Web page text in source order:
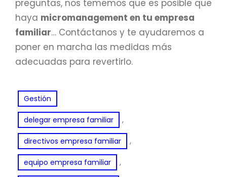
preguntas, nos tememos que es posible que
haya micromanagement en tu empresa
familiar… Contáctanos y te ayudaremos a
poner en marcha las medidas más
adecuadas para revertirlo.
Gestión
delegar empresa familiar ,
directivos empresa familiar ,
equipo empresa familiar ,